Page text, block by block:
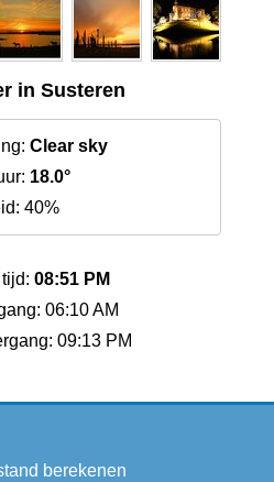
in Susteren
Clear sky
18.0°
40%
08:51 PM
06:10 AM
09:13 PM
berekenen